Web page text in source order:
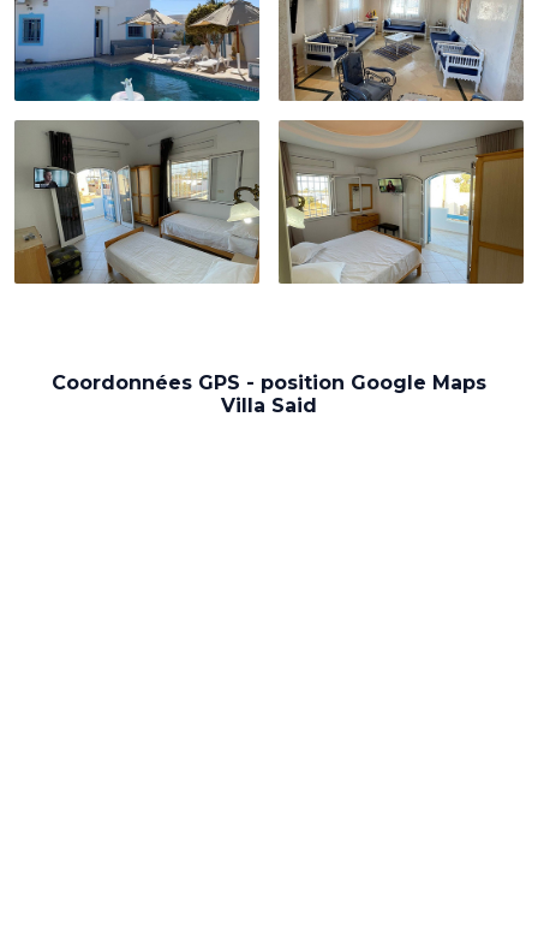
Coordonnées GPS - position Google Maps
Villa Said